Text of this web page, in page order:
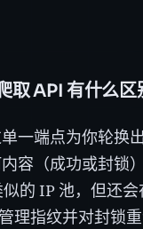
取 API 有什么区
一端点为你轮换
容（成功或封锁
的 IP 池，但还
理指纹并对封锁